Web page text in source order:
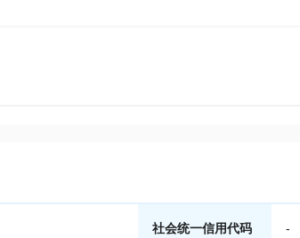
社会统一信用代码 -